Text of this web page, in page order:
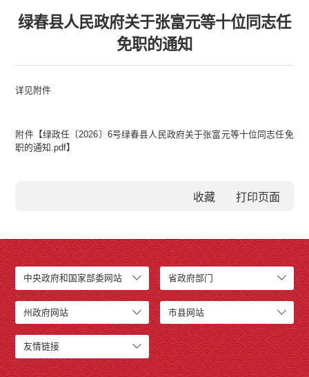
绿春县人民政府关于张富元等十位同志任
免职的通知
详见附件
附件【绿政任〔2026〕6号绿春县人民政府关于张富元等十位同志任免
职的通知.pdf】
收藏
中央政府和国家部委网站 省政府部门
州政府网站 市县网站
友情链接